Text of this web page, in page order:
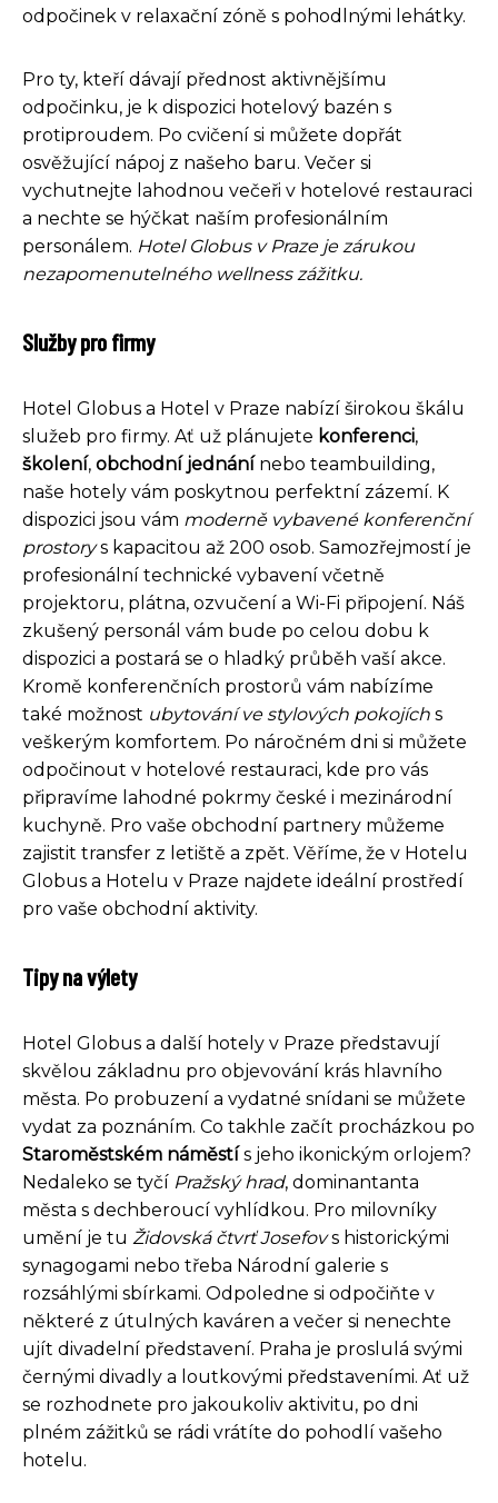
odpočinek v relaxační zóně s pohodlnými lehátky.
Pro ty, kteří dávají přednost aktivnějšímu
odpočinku, je k dispozici hotelový bazén s
protiproudem. Po cvičení si můžete dopřát
osvěžující nápoj z našeho baru. Večer si
vychutnejte lahodnou večeři v hotelové restauraci
a nechte se hýčkat naším profesionálním
personálem. Hotel Globus v Praze je zárukou
nezapomenutelného wellness zážitku.
Služby pro firmy
Hotel Globus a Hotel v Praze nabízí širokou škálu
služeb pro firmy. Ať už plánujete konferenci,
školení, obchodní jednánínebo teambuilding,
naše hotely vám poskytnou perfektní zázemí. K
dispozici jsou vám moderně vybavené konferenční
prostorys kapacitou až 200 osob. Samozřejmostí je
profesionální technické vybavení včetně
projektoru, plátna, ozvučení a Wi-Fi připojení. Náš
zkušený personál vám bude po celou dobu k
dispozici a postará se o hladký průběh vaší akce.
Kromě konferenčních prostorů vám nabízíme
také možnost ubytování ve stylových pokojích s
veškerým komfortem. Po náročném dni si můžete
odpočinout v hotelové restauraci, kde pro vás
připravíme lahodné pokrmy české i mezinárodní
kuchyně. Pro vaše obchodní partnery můžeme
zajistit transfer z letiště a zpět. Věříme, že v Hotelu
Globus a Hotelu v Praze najdete ideální prostředí
pro vaše obchodní aktivity.
Tipy na výlety
Hotel Globus a další hotely v Praze představují
skvělou základnu pro objevování krás hlavního
města. Po probuzení a vydatné snídani se můžete
vydat za poznáním. Co takhle začít procházkou po
Staroměstském náměstís jeho ikonickým orlojem?
Nedaleko se tyčí Pražský hrad, dominantanta
města s dechberoucí vyhlídkou. Pro milovníky
umění je tu Židovská čtvrť Josefovs historickými
synagogami nebo třeba Národní galerie s
rozsáhlými sbírkami. Odpoledne si odpočiňte v
některé z útulných kaváren a večer si nenechte
ujít divadelní představení. Praha je proslulá svými
černými divadly a loutkovými představeními. Ať už
se rozhodnete pro jakoukoliv aktivitu, po dni
plném zážitků se rádi vrátíte do pohodlí vašeho
hotelu.